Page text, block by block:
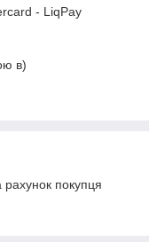
- LiqPay
в)
покупця